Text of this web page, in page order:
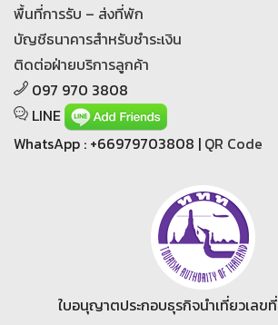
พื้นที่การรับ – ส่งที่พัก
บัญชีธนาคารสำหรับชำระเงิน
ติดต่อฝ่ายบริการลูกค้า
097 970 3808
LINE
WhatsApp : +66979703808 | QR Code
ใบอนุญาตประกอบธุรกิจนำเที่ยวเลขที่